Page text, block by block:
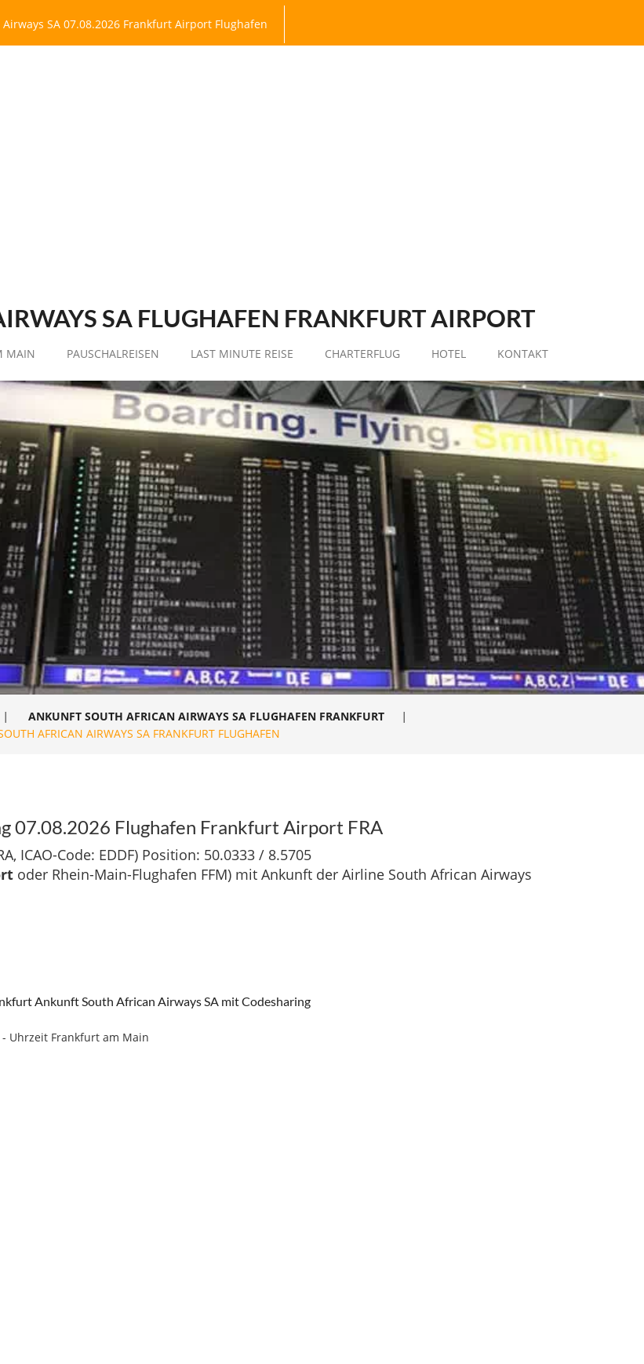
SA 07.08.2026 Frankfurt Airport Flughafen
SA FLUGHAFEN FRANKFURT AIRPORT
MAIN PAUSCHALREISEN LAST MINUTE REISE CHARTERFLUG HOTEL KONTAKT
| ANKUNFT SOUTH AFRICAN AIRWAYS SA FLUGHAFEN FRANKFURT
|
AFRICAN AIRWAYS SA FRANKFURT FLUGHAFEN
07.08.2026 Flughafen Frankfurt Airport FRA
ICAO-Code: EDDF) Position: 50.0333 / 8.5705
oder Rhein-Main-Flughafen FFM) mit Ankunft der Airline South African Airways
Ankunft South African Airways SA mit Codesharing
- Uhrzeit Frankfurt am Main